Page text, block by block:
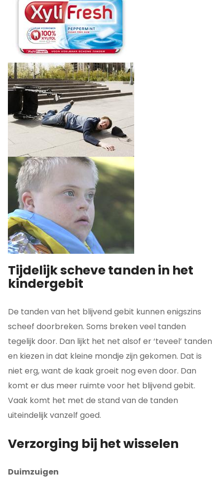
Tijdelijk scheve tanden in het
kindergebit
De tanden van het blijvend gebit kunnen enigszins
scheef doorbreken. Soms breken veel tanden
tegelijk door. Dan lijkt het net alsof er ‘teveel’ tanden
en kiezen in dat kleine mondje zijn gekomen. Dat is
niet erg, want de kaak groeit nog even door. Dan
komt er dus meer ruimte voor het blijvend gebit.
Vaak komt het met de stand van de tanden
uiteindelijk vanzelf goed.
Verzorging bij het wisselen
Duimzuigen